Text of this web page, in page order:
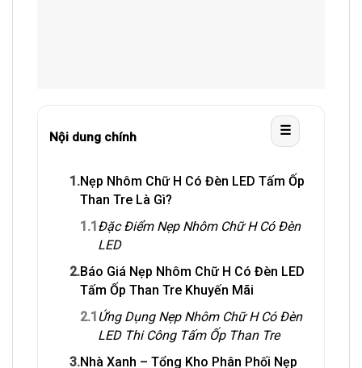
Nội dung chính ☰
1.Nẹp Nhôm Chữ H Có Đèn LED Tấm Ốp
Than Tre Là Gì?
1.1Đặc Điểm Nẹp Nhôm Chữ H Có Đèn
LED
2.Báo Giá Nẹp Nhôm Chữ H Có Đèn LED
Tấm Ốp Than Tre Khuyến Mãi
2.1Ứng Dụng Nẹp Nhôm Chữ H Có Đèn
LED Thi Công Tấm Ốp Than Tre
3.Nhà Xanh – Tổng Kho Phân Phối Nẹp